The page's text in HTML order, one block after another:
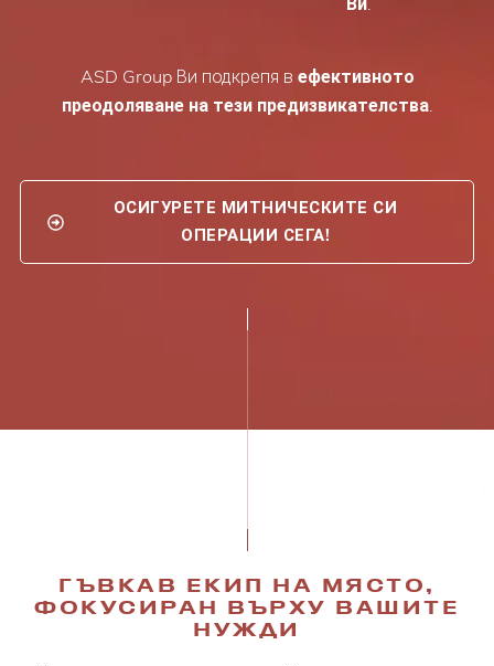
Ви
ASD Group Ви подкрепя в ефективното
преодоляване на тези предизвикателства.
ОСИГУРЕТЕ МИТНИЧЕСКИТЕ СИ
ОПЕРАЦИИ СЕГА!
ГЪВКАВ ЕКИП НА МЯСТО,
ФОКУСИРАН ВЪРХУ ВАШИТЕ
НУЖДИ